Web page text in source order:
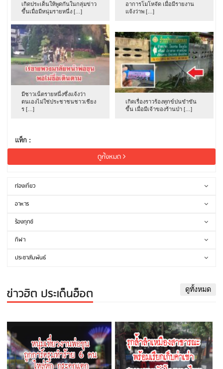
เกิดประเด็นให้พูดกันในกลุ่มข่าว
ขึ้นเมื่อมีหนุ่มรายหนึ่ง […]
อาการโมโหจัด เมื่อมีรายงาน
แจ้งว่าพ […]
มีชาวเน็ตรายหนึ่งซึ่งแจ้งว่า
ตนเองไม่ใช่ประชาชนชาวเชียง
ร […]
เกิดเรื่องราวร้องทุกข์ปนขำขัน
ขึ้น เมื่อมีเจ้าของร้านป่า […]
แท็ก :
ดูทั้งหมด
ท่องเที่ยว
อาหาร
ร้องทุกข์
กีฬา
ประชาสัมพันธ์
ข่าวฮิต ประเด็นฮ็อต ดูทั้งหมด